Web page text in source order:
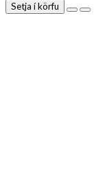
Setja í körfu